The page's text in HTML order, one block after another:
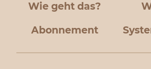
Wie geht das?
Abonnement